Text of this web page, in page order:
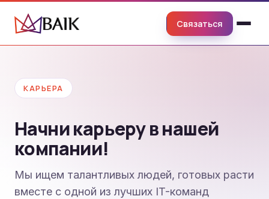
Связаться
КАРЬЕРА
Начни карьеру в нашей
компании!
Мы ищем талантливых людей, готовых расти
вместе с одной из лучших IT-команд